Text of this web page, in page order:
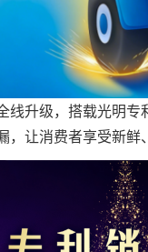
线升级，搭载光明
让消费者享受新鲜